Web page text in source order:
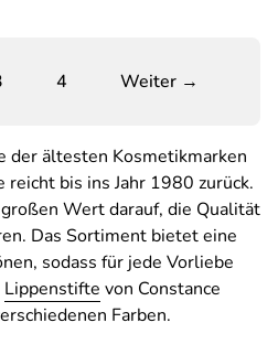
4 Weiter →
der ältesten Kosmetikmarken
bis ins Jahr 1980 zurück.
Wert darauf, die Qualität
Das Sortiment bietet eine
sodass für jede Vorliebe
Lippenstifte von Constance
Farben.